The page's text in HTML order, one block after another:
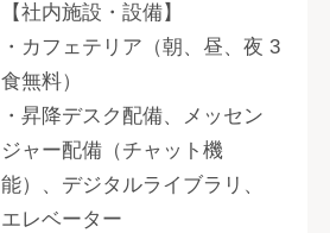
【社内施設・設備】
・カフェテリア（朝、昼、夜 3
食無料）
・昇降デスク配備、メッセン
ジャー配備（チャット機
能）、デジタルライブラリ、
エレベーター